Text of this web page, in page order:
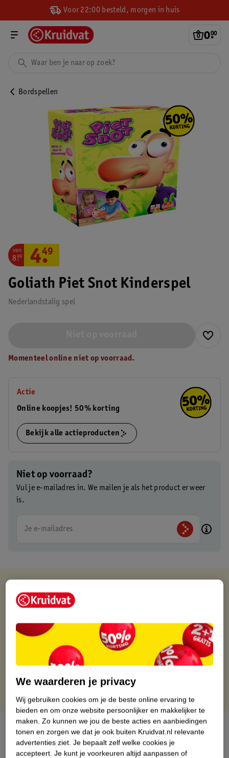
Voor 22:00 besteld, morgen in huis
0.
00
Bordspellen
Goliath Piet Snot Kinderspel
Nederlandstalig spel
van
8.
99 4.
49
Momenteel online niet op voorraad.
Actie
Online koopjes! 50% korting
Bekijk alle actieproducten
Niet op voorraad?
Vul je e-mailadres in. We mailen je als het product er weer
is.
Je e-mailadres
Op werkdagen voor 22:00 uur besteld, volgende dag in huis
Gratis thuisbezorgd vanaf 50.00
Gratis retourneren binnen 30 dagen
Gratis punten met je Kruidvat kaart
Over dit product
Productinformatie
We waarderen je privacy
Wij gebruiken cookies om je de beste online ervaring te
bieden en om onze website persoonlijker en makkelijker te
maken. Zo kunnen we jou de beste acties en aanbiedingen
tonen en zorgen we dat je ook buiten Kruidvat.nl relevante
advertenties ziet. Je bepaalt zelf welke cookies je
accepteert. Je kunt je voorkeuren altijd aanpassen of